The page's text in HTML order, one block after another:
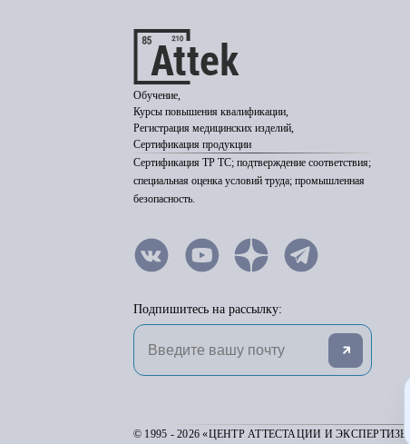
Обучение,
Курсы повышения квалификации,
Регистрация медицинских изделий,
Сертификация продукции
Сертификация ТР ТС; подтверждение соответствия;
специальная оценка условий труда; промышленная
безопасность.
Подпишитесь на рассылку:
© 1995 - 2026 «ЦЕНТР АТТЕСТАЦИИ И ЭКСПЕРТИЗЫ»